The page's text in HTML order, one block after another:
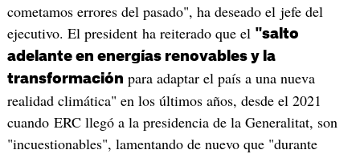
cometamos errores del pasado", ha deseado el jefe del
ejecutivo. El president ha reiterado que el "salto
adelante en energías renovables y la
transformación para adaptar el país a una nueva
realidad climática" en los últimos años, desde el 2021
cuando ERC llegó a la presidencia de la Generalitat, son
"incuestionables", lamentando de nuevo que "durante